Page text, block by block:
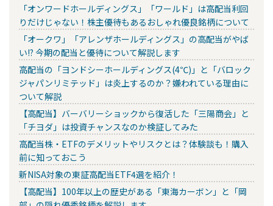
「オンワードホールディングス」「ワールド」は高配当利回
りだけじゃない！株主優待もあるおしゃれ優良銘柄について
「オークワ」「アレンザホールディングス」の高配当がやば
い!? 今期の配当と優待について解説します
高配当の「ヨンドシーホールディングス(4℃)」と「バロック
ジャパンリミテッド」は炎上するのか？嫌われている理由に
ついて解説
【高配当】バーバリーショックから復活した「三陽商会」と
「チヨダ」は投資チャンスなのか検証してみた
高配当株・ETFのデメリットやリスクとは？体験談も！購入
前に知っておこう
新NISA対象の東証高配当ETF4選を紹介！
【高配当】100年以上の歴史がある「東海カーボン」と「岡